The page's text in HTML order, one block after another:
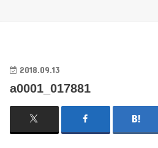
2018.09.13
a0001_017881